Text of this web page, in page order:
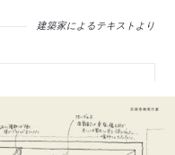
建築家によるテキストより